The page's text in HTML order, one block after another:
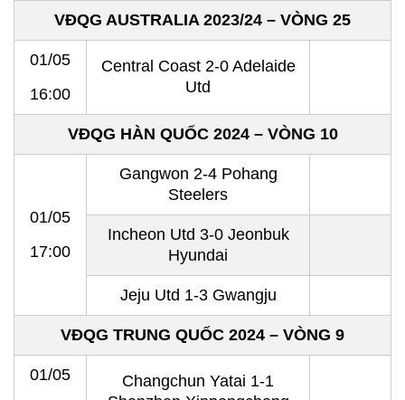
VĐQG AUSTRALIA 2023/24 – VÒNG 25
01/05
16:00
Central Coast 2-0 Adelaide
Utd
VĐQG HÀN QUỐC 2024 – VÒNG 10
01/05
17:00
Gangwon 2-4 Pohang
Steelers
Incheon Utd 3-0 Jeonbuk
Hyundai
Jeju Utd 1-3 Gwangju
VĐQG TRUNG QUỐC 2024 – VÒNG 9
01/05
Changchun Yatai 1-1